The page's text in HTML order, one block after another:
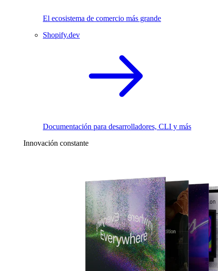
El ecosistema de comercio más grande
Shopify.dev
Documentación para desarrolladores, CLI y más
Innovación constante